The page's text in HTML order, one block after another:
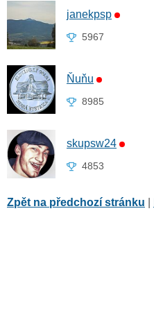
janekpsp
5967
Ňuňu
8985
skupsw24
4853
Zpět na předchozí stránku